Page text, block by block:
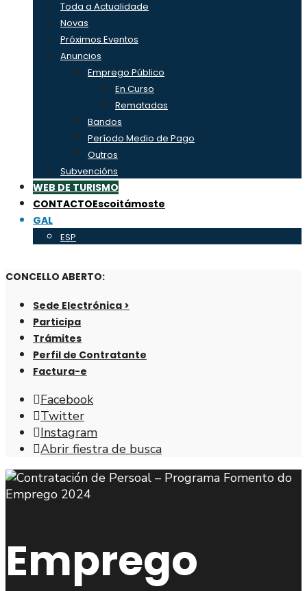
Toda a Actualidade
Novas
Próximos Eventos
Anuncios
Emprego Público
En Curso
Rematadas
Bandos
Período Medio de Pago
Outros
Subvencións
WEB DE TURISMO
CONTACTOEscoitámoste
GAL
ESP
CONCELLO ABERTO:
Sede Electrónica >
Participa
Trámites
Perfil de Contratante
Factura-e
Facebook
Twitter
Instagram
Abrir fiestra de busca
Emprego